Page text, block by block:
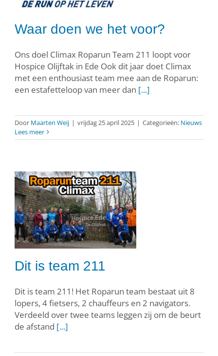
Waar doen we het voor?
Ons doel Climax Roparun Team 211 loopt voor
Hospice Olijftak in Ede Ook dit jaar doet Climax
met een enthousiast team mee aan de Roparun:
een estafetteloop van meer dan [...]
Door Maarten Weij | vrijdag 25 april 2025 | Categorieën: Nieuws
Lees meer
Dit is team 211
Dit is team 211! Het Roparun team bestaat uit 8
lopers, 4 fietsers, 2 chauffeurs en 2 navigators.
Verdeeld over twee teams leggen zij om de beurt
de afstand [...]